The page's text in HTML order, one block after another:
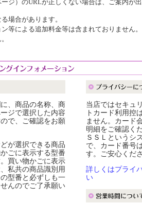
ジ）のURLが正しくない場合は、ご案内が
場合があります。
等による追加料金等は含まれておりません。
、商品の名称、商
ジで選択した内容
で、ご確認をお願
が選択できる商品
ごに表示する型番
買い物かごに表示
私共の商品識別用
型番と必ずしも一
んのでご了承願い
当店ではセキュ
トカード利用控
ません。カード
明細をご確認く
ＳＳＬというシ
で、カード番号
す。ご安心くださ
詳しくはプライ
い